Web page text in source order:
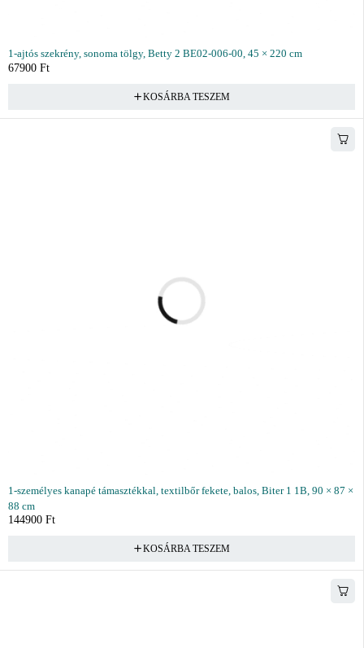
1-ajtós szekrény, sonoma tölgy, Betty 2 BE02-006-00, 45 × 220 cm
67900 Ft
KOSÁRBA TESZEM
1-személyes kanapé támasztékkal, textilbőr fekete, balos, Biter 1 1B, 90 × 87 ×
88 cm
144900 Ft
KOSÁRBA TESZEM